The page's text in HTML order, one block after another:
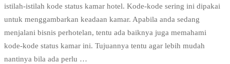
istilah-istilah kode status kamar hotel. Kode-kode sering ini dipakai
untuk menggambarkan keadaan kamar. Apabila anda sedang
menjalani bisnis perhotelan, tentu ada baiknya juga memahami
kode-kode status kamar ini. Tujuannya tentu agar lebih mudah
nantinya bila ada perlu …